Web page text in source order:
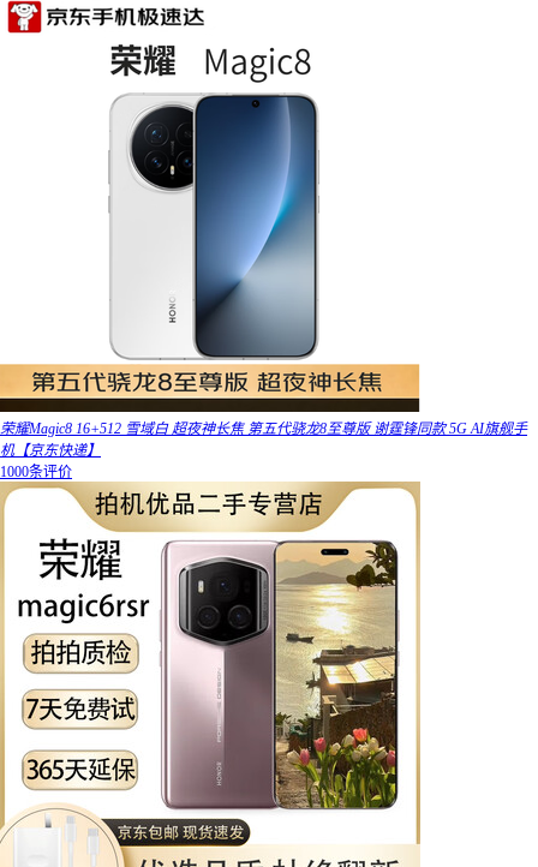
荣耀Magic8 16+512 雪域白 超夜神长焦 第五代骁龙8至尊版 谢霆锋同款 5G AI旗舰手
机【京东快递】
1000条评价